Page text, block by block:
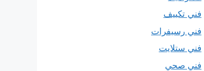
فني تكييف
فني رسيفرات
فني ستلايت
فني صحي